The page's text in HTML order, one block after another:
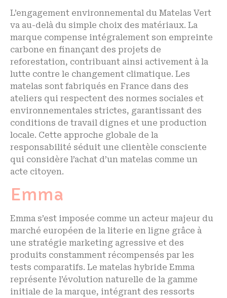
L’engagement environnemental du Matelas Vert
va au-delà du simple choix des matériaux. La
marque compense intégralement son empreinte
carbone en finançant des projets de
reforestation, contribuant ainsi activement à la
lutte contre le changement climatique. Les
matelas sont fabriqués en France dans des
ateliers qui respectent des normes sociales et
environnementales strictes, garantissant des
conditions de travail dignes et une production
locale. Cette approche globale de la
responsabilité séduit une clientèle consciente
qui considère l’achat d’un matelas comme un
acte citoyen.
Emma
Emma s’est imposée comme un acteur majeur du
marché européen de la literie en ligne grâce à
une stratégie marketing agressive et des
produits constamment récompensés par les
tests comparatifs. Le matelas hybride Emma
représente l’évolution naturelle de la gamme
initiale de la marque, intégrant des ressorts